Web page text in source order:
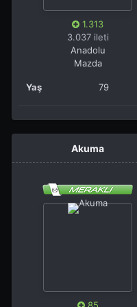
1.313
3.037 ileti
Anadolu
Mazda
Yaş 79
Akuma